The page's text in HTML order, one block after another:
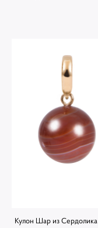
Кулон Шар из Сердолика